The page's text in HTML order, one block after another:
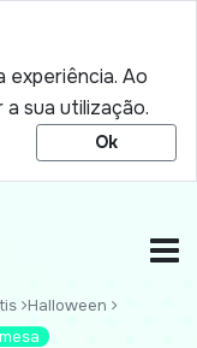
experiência. Ao
sua utilização.
Ok
Halloween